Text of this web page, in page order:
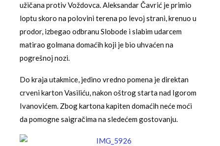
užičana protiv Voždovca. Aleksandar Čavrić je primio
loptu skoro na polovini terena po levoj strani, krenuo u
prodor, izbegao odbranu Slobode i slabim udarcem
matirao golmana domaćih koji je bio uhvaćen na
pogrešnoj nozi.
Do kraja utakmice, jedino vredno pomena je direktan
crveni karton Vasiliću, nakon oštrog starta nad Igorom
Ivanovićem. Zbog kartona kapiten domaćih neće moći
da pomogne saigračima na sledećem gostovanju.